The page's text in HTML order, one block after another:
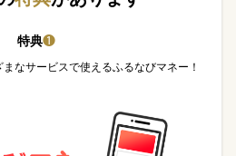
特典❶
なサービスで使えるふるなびマネー！